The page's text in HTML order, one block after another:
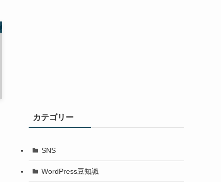
カテゴリー
SNS
WordPress豆知識